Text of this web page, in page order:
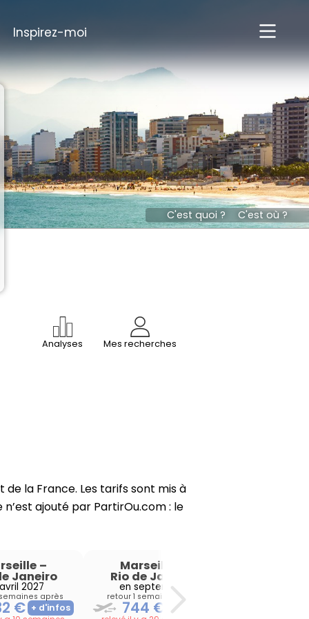
Inspirez-moi
Analyses Mes recherches
la France. Les tarifs sont mis à
ajouté par PartirOu.com : le
–
Janeiro
2027
après
€
Marseille
Rio de Janeiro
en septembre
retour 1 semaine après
744 €